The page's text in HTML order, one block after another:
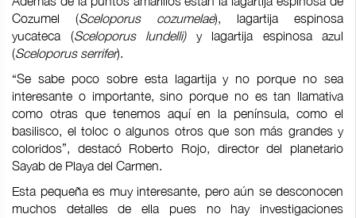
Cozumel (Sceloporus cozumelae), lagartija espinosa
yucateca (Sceloporus lundelli)y lagartija espinosa azul
(Sceloporus serrifer).
“Se sabe poco sobre esta lagartija y no porque no sea
interesante o importante, sino porque no es tan llamativa
como otras que tenemos aquí en la península, como el
basilisco, el toloc o algunos otros que son más grandes y
coloridos”, destacó Roberto Rojo, director del planetario
Sayab de Playa del Carmen.
Esta pequeña es muy interesante, pero aún se desconocen
muchos detalles de ella pues no hay investigaciones